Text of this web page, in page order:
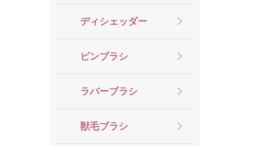
ディシェッダー
ピンブラシ
ラバーブラシ
獣毛ブラシ